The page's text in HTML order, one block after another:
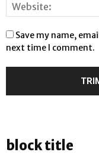
Save my name,
next time I comment.
block title